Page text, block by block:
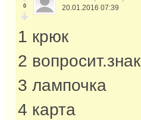
0 20.01.2016 07:39
1 крюк
2 вопросит.знак
3 лампочка
4 карта